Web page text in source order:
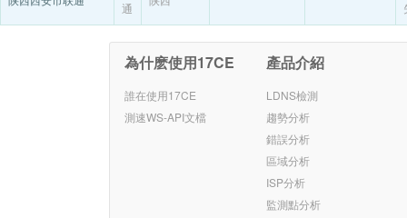
通
為什麽使用17CE
誰在使用17CE
測速WS-API文檔
產品介紹
LDNS檢測
趨勢分析
錯誤分析
區域分析
ISP分析
監測點分析